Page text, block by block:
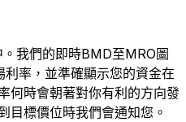
我們的即時BMD至MRO圖
率，並準確顯示您的資金在
何時會朝著對你有利的方向發
目標價位時我們會通知您。